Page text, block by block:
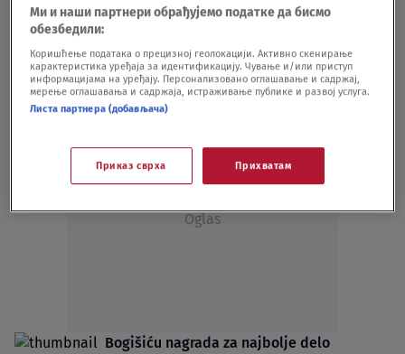
DKSG za nefikcijsku prozu
Objavljen širi izbor nagrade DK Studentski
grad za najbolju knjigu nefikcijske proze
KULTURA14.07.23.
Oglas
Bogišiću nagrada za najbolje delo
Ми и наши партнери обрађујемо податке да бисмо
обезбедили:
Коришћење података о прецизној геолокацији. Активно скенирање
карактеристика уређаја за идентификацију. Чување и/или приступ
информацијама на уређају. Персонализовано оглашавање и садржај,
мерење оглашавања и садржаја, истраживање публике и развој услуга.
Листа партнера (добављача)
Приказ сврха Прихватам